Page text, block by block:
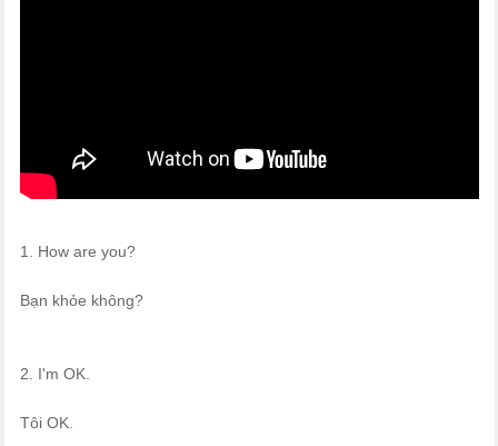
1. How are you?
Bạn khỏe không?
2. I'm OK.
Tôi OK.